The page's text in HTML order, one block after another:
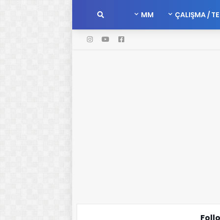
ÇALIŞMA /
MM